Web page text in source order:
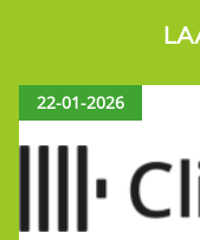
22-01-2026